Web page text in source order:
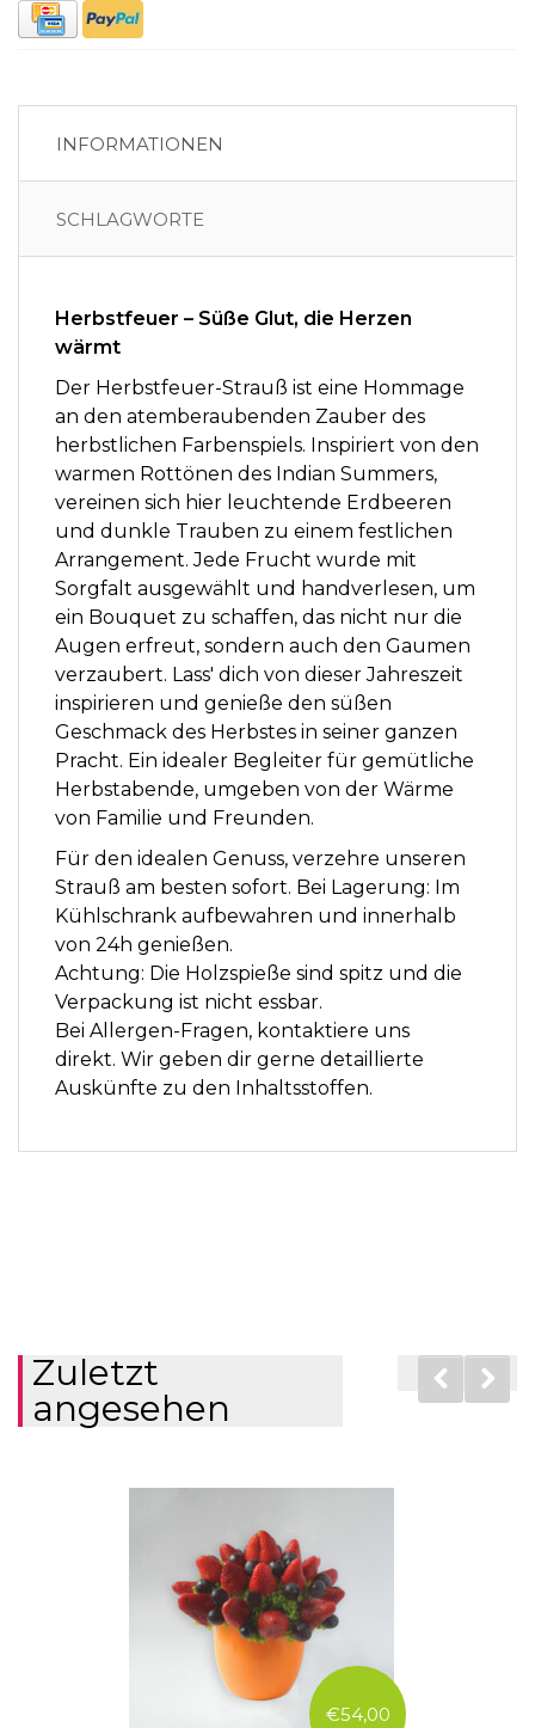
INFORMATIONEN
SCHLAGWORTE
Herbstfeuer – Süße Glut, die Herzen
wärmt
Der Herbstfeuer-Strauß ist eine Hommage
an den atemberaubenden Zauber des
herbstlichen Farbenspiels. Inspiriert von den
warmen Rottönen des Indian Summers,
vereinen sich hier leuchtende Erdbeeren
und dunkle Trauben zu einem festlichen
Arrangement. Jede Frucht wurde mit
Sorgfalt ausgewählt und handverlesen, um
ein Bouquet zu schaffen, das nicht nur die
Augen erfreut, sondern auch den Gaumen
verzaubert. Lass' dich von dieser Jahreszeit
inspirieren und genieße den süßen
Geschmack des Herbstes in seiner ganzen
Pracht. Ein idealer Begleiter für gemütliche
Herbstabende, umgeben von der Wärme
von Familie und Freunden.
Für den idealen Genuss, verzehre unseren
Strauß am besten sofort. Bei Lagerung: Im
Kühlschrank aufbewahren und innerhalb
von 24h genießen.
Achtung: Die Holzspieße sind spitz und die
Verpackung ist nicht essbar.
Bei Allergen-Fragen, kontaktiere uns
direkt. Wir geben dir gerne detaillierte
Auskünfte zu den Inhaltsstoffen.
Zuletzt
angesehen
€54,00